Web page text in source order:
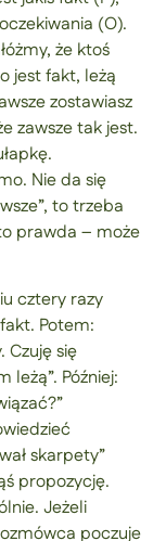
(O).
że ktoś
jest fakt, leżą
zostawiasz
zawsze tak jest.
Nie da się
to trzeba
prawda – może
cztery razy
Potem:
Czuję się
leżą”. Później:
skarpety”
propozycję.
Jeżeli
poczuje